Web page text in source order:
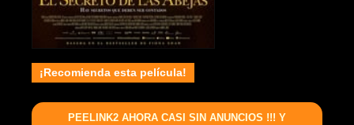
¡Recomienda esta película!
PEELINK2 AHORA CASI SIN ANUNCIOS !!! Y